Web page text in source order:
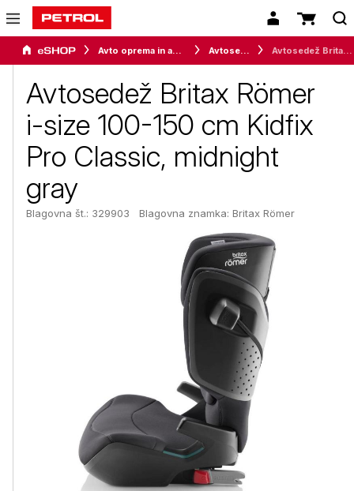
Avto oprema in avtomobilizem Avtosedeži Avtosedež Britax Römer i-size 100-150 cm Kidfix Pro Classic, midnight gray
Avtosedež Britax Römer
i-size 100-150 cm Kidfix
Pro Classic, midnight
gray
Blagovna št.: 329903 Blagovna znamka: Britax Römer